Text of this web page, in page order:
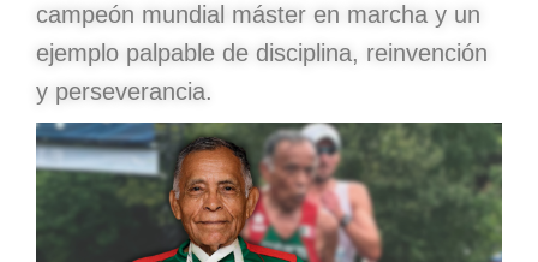
campeón mundial máster en marcha y un
ejemplo palpable de disciplina, reinvención
y perseverancia.